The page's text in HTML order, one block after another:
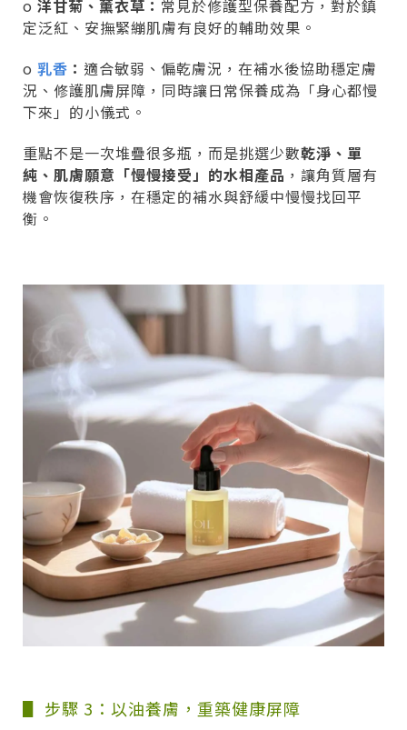
o 洋甘菊、薰衣草： 常見於修護型保養配方，對於鎮
定泛紅、安撫緊繃肌膚有良好的輔助效果。
o 乳香 ： 適合敏弱、偏乾膚況，在補水後協助穩定膚
況、修護肌膚屏障，同時讓日常保養成為「身心都慢
下來」的小儀式。
重點不是一次堆疊很多瓶，而是挑選少數乾淨、單
純、肌膚願意「慢慢接受」的水相產品 ，讓角質層有
機會恢復秩序，在穩定的補水與舒緩中慢慢找回平
衡。
▋ 步驟 3：以油養膚，重築健康屏障